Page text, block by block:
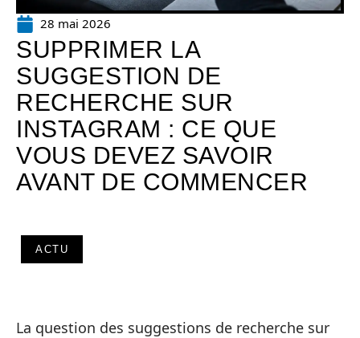
28 mai 2026
SUPPRIMER LA
SUGGESTION DE
RECHERCHE SUR
INSTAGRAM : CE QUE
VOUS DEVEZ SAVOIR
AVANT DE COMMENCER
ACTU
La question des suggestions de recherche sur